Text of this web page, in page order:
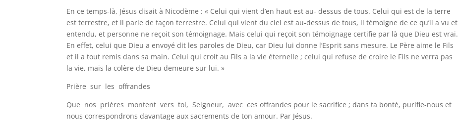
En ce temps-là, Jésus disait à Nicodème : « Celui qui vient d’en haut est au- dessus de tous. Celui qui est de la terre
est terrestre, et il parle de façon terrestre. Celui qui vient du ciel est au-dessus de tous, il témoigne de ce qu’il a vu et
entendu, et personne ne reçoit son témoignage. Mais celui qui reçoit son témoignage certifie par là que Dieu est vrai.
En effet, celui que Dieu a envoyé dit les paroles de Dieu, car Dieu lui donne l’Esprit sans mesure. Le Père aime le Fils
et il a tout remis dans sa main. Celui qui croit au Fils a la vie éternelle ; celui qui refuse de croire le Fils ne verra pas
la vie, mais la colère de Dieu demeure sur lui. »
Prière sur les offrandes
Que nos prières montent vers toi, Seigneur, avec ces offrandes pour le sacrifice ; dans ta bonté, purifie-nous et
nous correspondrons davantage aux sacrements de ton amour. Par Jésus.